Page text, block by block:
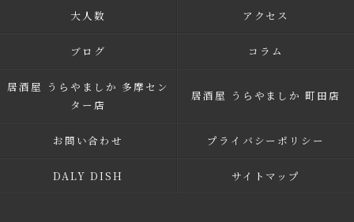
大人数 アクセス
ブログ コラム
居酒屋 うらやましか 多摩セン
ター店
居酒屋 うらやましか 町田店
お問い合わせ プライバシーポリシー
DALY DISH サイトマップ